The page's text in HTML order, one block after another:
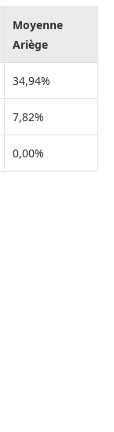
Moyenne
Ariège
34,94%
7,82%
0,00%